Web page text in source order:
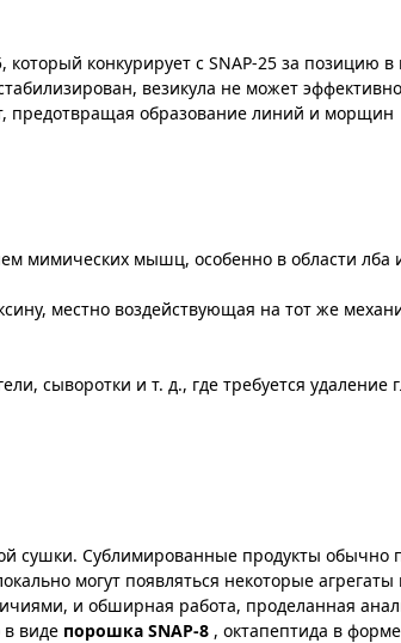
конкурирует с SNAP-25 за позицию
везикула не может
предотвращая образование линий и морщин
мышц, особенно в области лба и
местно воздействующая на тот же
сыворотки и т. д., где требуется
сушки. Сублимированные продукты обычно
могут появляться некоторые
и обширная работа, проделанная
в виде порошка SNAP-8 , октапептида в